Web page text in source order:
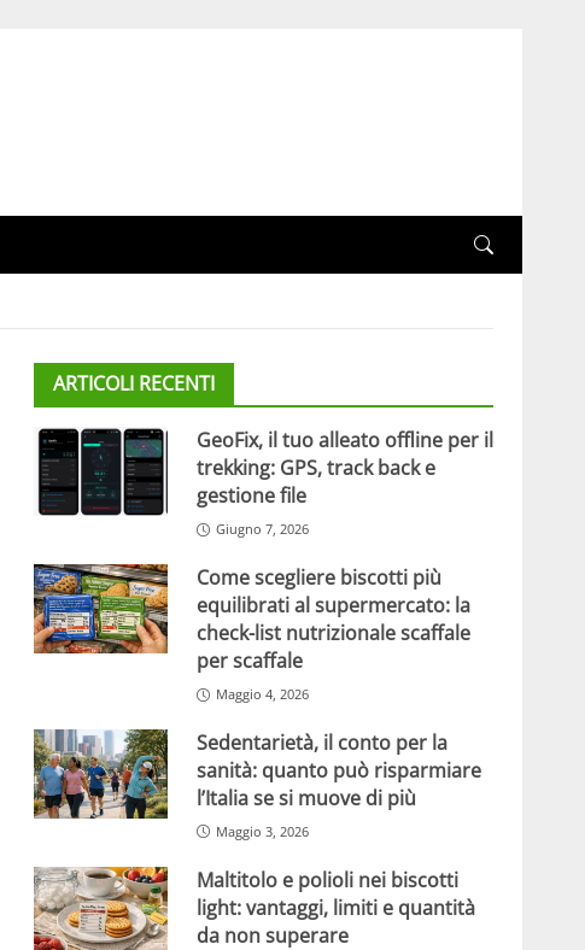
ARTICOLI RECENTI
GeoFix, il tuo alleato offline per il
trekking: GPS, track back e
gestione file
Giugno 7, 2026
Come scegliere biscotti più
equilibrati al supermercato: la
check-list nutrizionale scaffale
per scaffale
Maggio 4, 2026
Sedentarietà, il conto per la
sanità: quanto può risparmiare
l’Italia se si muove di più
Maggio 3, 2026
Maltitolo e polioli nei biscotti
light: vantaggi, limiti e quantità
da non superare